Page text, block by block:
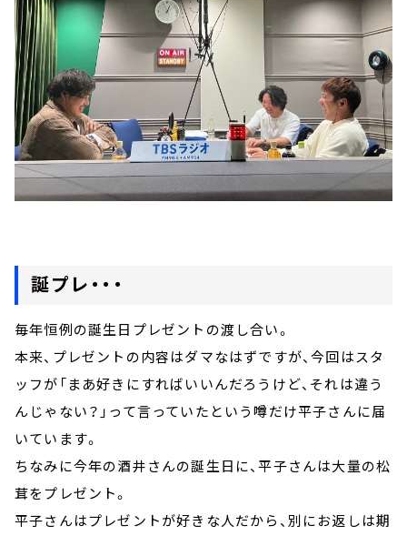
誕プレ・・・
毎年恒例の誕生日プレゼントの渡し合い。
本来、プレゼントの内容はダマなはずですが、今回はスタ
ッフが「まあ好きにすればいいんだろうけど、それは違う
んじゃない？」って言っていたという噂だけ平子さんに届
いています。
ちなみに今年の酒井さんの誕生日に、平子さんは大量の松
茸をプレゼント。
平子さんはプレゼントが好きな人だから、別にお返しは期